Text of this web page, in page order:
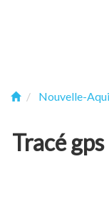
Nouvelle-
Tracé